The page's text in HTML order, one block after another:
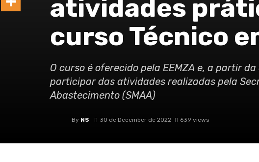
atividades
curso Técnico
O curso é oferecido pela EEMZA e, a partir
participar das atividades realizadas pela
Abastecimento (SMAA)
By NS 30 de December de 2022 639 views